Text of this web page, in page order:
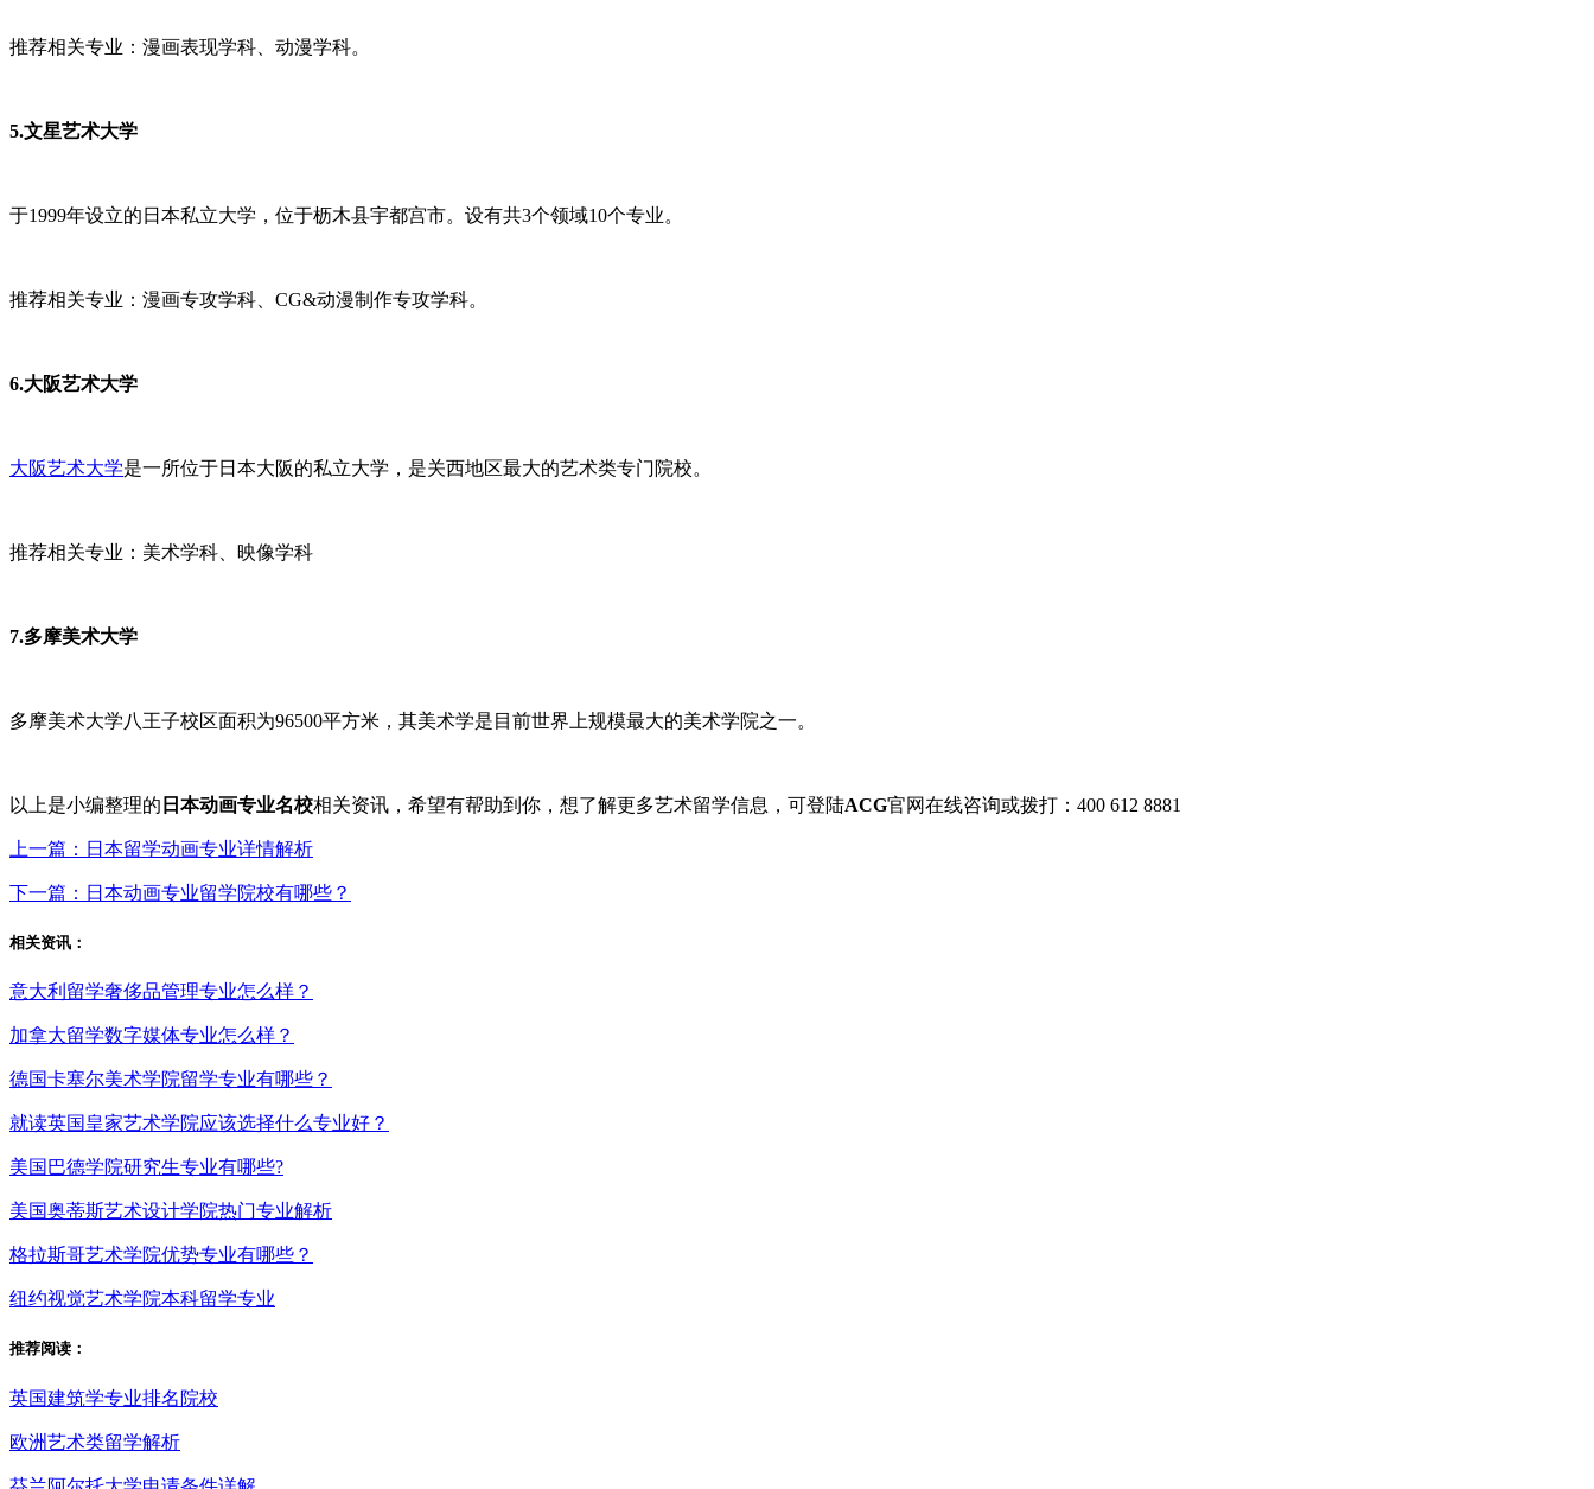
推荐相关专业：漫画表现学科、动漫学科。
5.文星艺术大学
于1999年设立的日本私立大学，位于枥木县宇都宫市。设有共3个领域10个专业。
推荐相关专业：漫画专攻学科、CG&动漫制作专攻学科。
6.大阪艺术大学
大阪艺术大学是一所位于日本大阪的私立大学，是关西地区最大的艺术类专门院校。
推荐相关专业：美术学科、映像学科
7.多摩美术大学
多摩美术大学八王子校区面积为96500平方米，其美术学是目前世界上规模最大的美术学院之一。
以上是小编整理的 日本动画专业名校相关资讯，希望有帮助到你，想了解更多艺术留学信息，可登陆ACG官网在线咨询或拨打：400 612 8881
上一篇：日本留学动画专业详情解析
下一篇：日本动画专业留学院校有哪些？
相关资讯：
意大利留学奢侈品管理专业怎么样？
加拿大留学数字媒体专业怎么样？
德国卡塞尔美术学院留学专业有哪些？
就读英国皇家艺术学院应该选择什么专业好？
美国巴德学院研究生专业有哪些?
美国奥蒂斯艺术设计学院热门专业解析
格拉斯哥艺术学院优势专业有哪些？
纽约视觉艺术学院本科留学专业
推荐阅读：
英国建筑学专业排名院校
欧洲艺术类留学解析